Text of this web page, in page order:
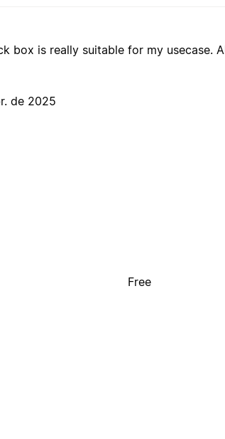
box is really suitable for my usecase.
de 2025
Free